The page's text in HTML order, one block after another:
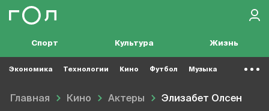
Спорт Культура Жизнь
Экономика Технологии Кино Футбол Музыка
Главная Кино Актеры Элизабет Олсен